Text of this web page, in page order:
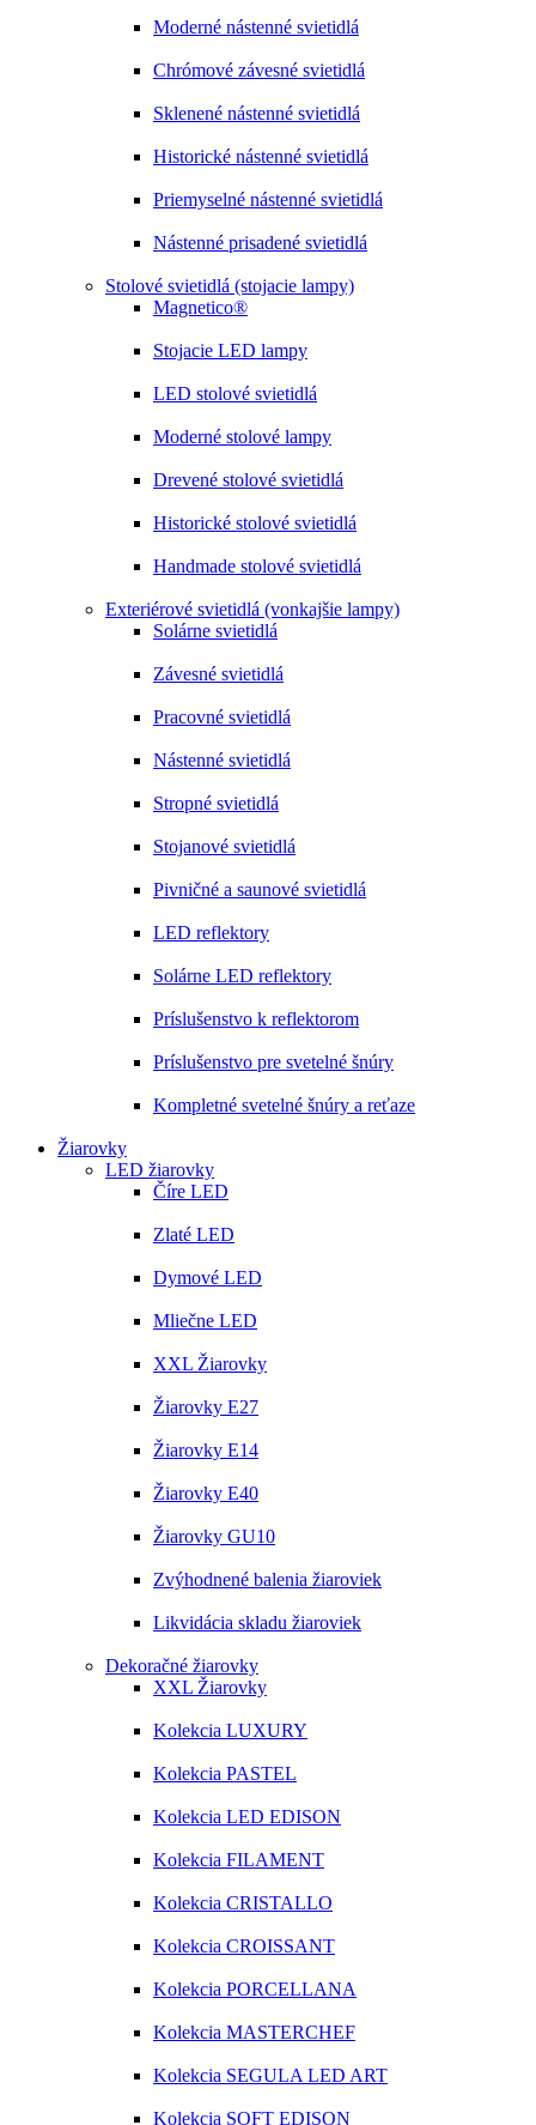
Moderné nástenné svietidlá
Chrómové závesné svietidlá
Sklenené nástenné svietidlá
Historické nástenné svietidlá
Priemyselné nástenné svietidlá
Nástenné prisadené svietidlá
Stolové svietidlá (stojacie lampy)
Magnetico®
Stojacie LED lampy
LED stolové svietidlá
Moderné stolové lampy
Drevené stolové svietidlá
Historické stolové svietidlá
Handmade stolové svietidlá
Exteriérové svietidlá (vonkajšie lampy)
Solárne svietidlá
Závesné svietidlá
Pracovné svietidlá
Nástenné svietidlá
Stropné svietidlá
Stojanové svietidlá
Pivničné a saunové svietidlá
LED reflektory
Solárne LED reflektory
Príslušenstvo k reflektorom
Príslušenstvo pre svetelné šnúry
Kompletné svetelné šnúry a reťaze
Žiarovky
LED žiarovky
Číre LED
Zlaté LED
Dymové LED
Mliečne LED
XXL Žiarovky
Žiarovky E27
Žiarovky E14
Žiarovky E40
Žiarovky GU10
Zvýhodnené balenia žiaroviek
Likvidácia skladu žiaroviek
Dekoračné žiarovky
XXL Žiarovky
Kolekcia LUXURY
Kolekcia PASTEL
Kolekcia LED EDISON
Kolekcia FILAMENT
Kolekcia CRISTALLO
Kolekcia CROISSANT
Kolekcia PORCELLANA
Kolekcia MASTERCHEF
Kolekcia SEGULA LED ART
Kolekcia SOFT EDISON